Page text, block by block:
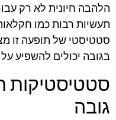
הלהבה חיונית לא רק
תעשיות רבות כמו
סטטיסטי של תופעה זו
בגובה יכולים להשפיע
גובה